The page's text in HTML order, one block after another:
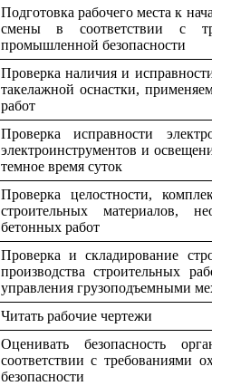
Подготовка рабочего места к
смены в соответствии с
промышленной безопасности
Проверка наличия и исправности
такелажной оснастки,
работ
Проверка исправности
электроинструментов и освещения
темное время суток
Проверка целостности,
строительных материалов,
бетонных работ
Проверка и складирование
производства строительных
управления грузоподъемными
Читать рабочие чертежи
Оценивать безопасность
соответствии с требованиями
безопасности